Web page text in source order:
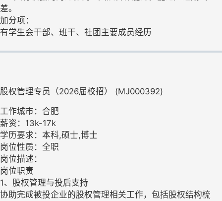
差。
加分项：
有学生会干部、班干、社团主要成员经历
股权管理专员（2026届校招） (MJ000392)
工作城市：合肥
薪资：13k-17k
学历要求：本科,硕士,博士
岗位性质：全职
岗位描述：
岗位职责
1、股权管理与投后支持
协助完成被投企业的股权管理相关工作，包括股权结构梳